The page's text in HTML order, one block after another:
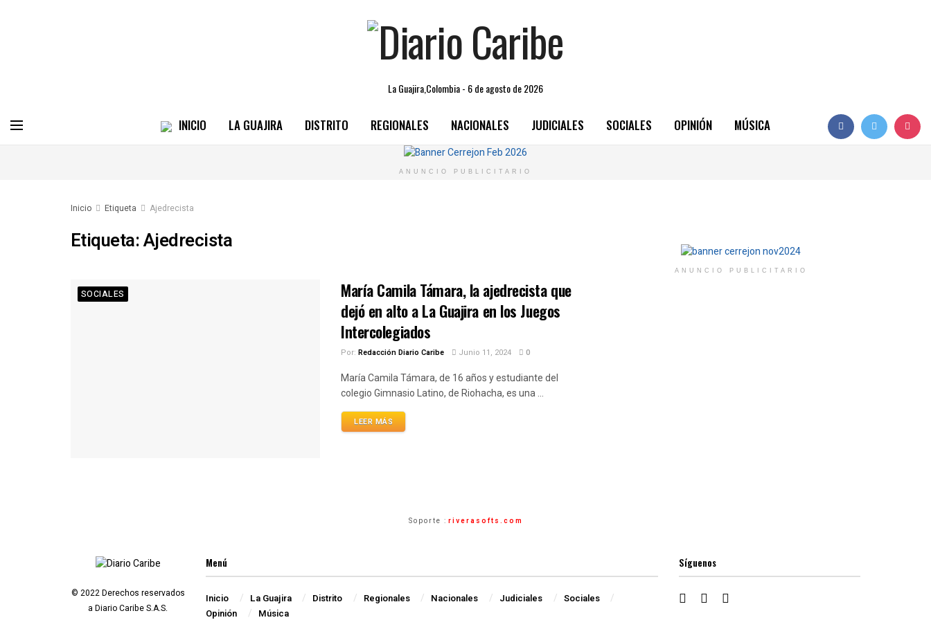
La Guajira,Colombia - 6 de agosto de 2026
INICIO LA GUAJIRA DISTRITO REGIONALES NACIONALES JUDICIALES SOCIALES OPINIÓN MÚSICA
ANUNCIO PUBLICITARIO
Inicio Etiqueta Ajedrecista
Etiqueta:Ajedrecista
SOCIALES
María Camila Támara, la ajedrecista que
dejó en alto a La Guajira en los Juegos
Intercolegiados
Por: Redacción Diario Caribe Junio 11, 2024 0
María Camila Támara, de 16 años y estudiante del
colegio Gimnasio Latino, de Riohacha, es una ...
LEER MÁS
ANUNCIO PUBLICITARIO
Soporte : riverasofts.com
© 2022 Derechos reservados
a Diario Caribe S.A.S.
Menú
Inicio La Guajira Distrito Regionales Nacionales Judiciales
Sociales
Opinión
Música
Síguenos